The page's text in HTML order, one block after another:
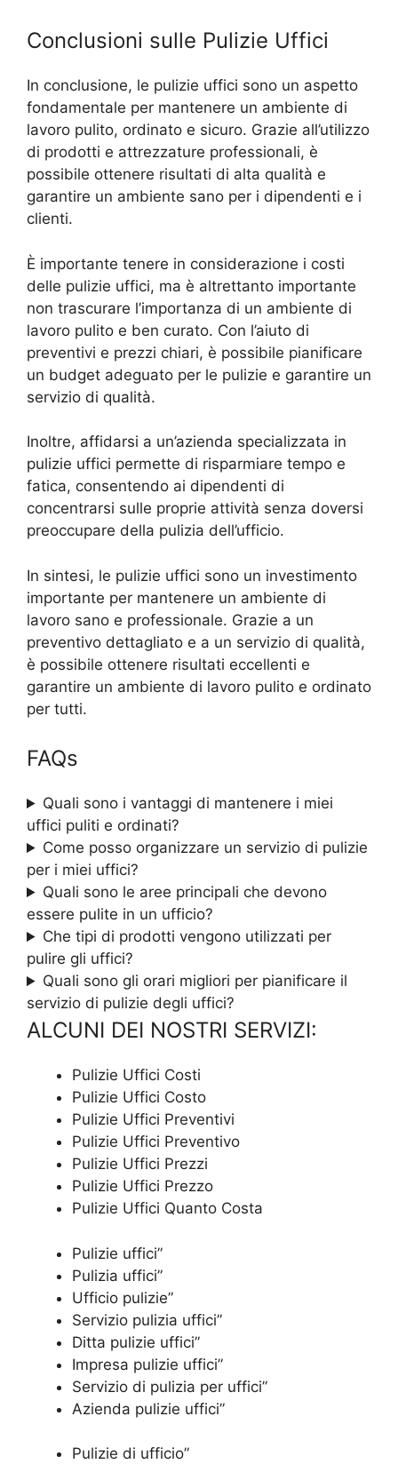
Conclusioni sulle Pulizie Uffici
In conclusione, le pulizie uffici sono un aspetto
fondamentale per mantenere un ambiente di
lavoro pulito, ordinato e sicuro. Grazie all’utilizzo
di prodotti e attrezzature professionali, è
possibile ottenere risultati di alta qualità e
garantire un ambiente sano per i dipendenti e i
clienti.
È importante tenere in considerazione i costi
delle pulizie uffici, ma è altrettanto importante
non trascurare l’importanza di un ambiente di
lavoro pulito e ben curato. Con l’aiuto di
preventivi e prezzi chiari, è possibile pianificare
un budget adeguato per le pulizie e garantire un
servizio di qualità.
Inoltre, affidarsi a un’azienda specializzata in
pulizie uffici permette di risparmiare tempo e
fatica, consentendo ai dipendenti di
concentrarsi sulle proprie attività senza doversi
preoccupare della pulizia dell’ufficio.
In sintesi, le pulizie uffici sono un investimento
importante per mantenere un ambiente di
lavoro sano e professionale. Grazie a un
preventivo dettagliato e a un servizio di qualità,
è possibile ottenere risultati eccellenti e
garantire un ambiente di lavoro pulito e ordinato
per tutti.
FAQs
Quali sono i vantaggi di mantenere i miei
uffici puliti e ordinati?
Come posso organizzare un servizio di pulizie
per i miei uffici?
Quali sono le aree principali che devono
essere pulite in un ufficio?
Che tipi di prodotti vengono utilizzati per
pulire gli uffici?
Quali sono gli orari migliori per pianificare il
servizio di pulizie degli uffici?
ALCUNI DEI NOSTRI SERVIZI:
Pulizie Uffici Costi
Pulizie Uffici Costo
Pulizie Uffici Preventivi
Pulizie Uffici Preventivo
Pulizie Uffici Prezzi
Pulizie Uffici Prezzo
Pulizie Uffici Quanto Costa
Pulizie uffici”
Pulizia uffici”
Ufficio pulizie”
Servizio pulizia uffici”
Ditta pulizie uffici”
Impresa pulizie uffici”
Servizio di pulizia per uffici”
Azienda pulizie uffici”
Pulizie di ufficio”